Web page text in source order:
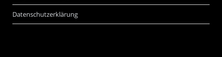
Datenschutzerklärung